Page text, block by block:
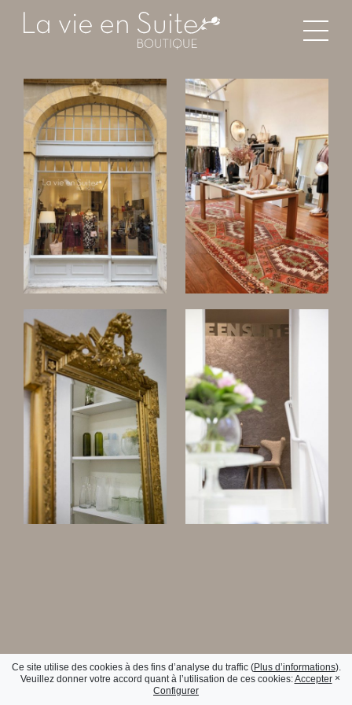
Ce site utilise des cookies à des fins d’analyse du traffic (Plus d’informations).
Veuillez donner votre accord quant à l’utilisation de ces cookies:Accepter
Configurer
×